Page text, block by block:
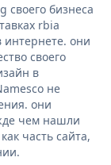
своего бизнеса
rbia
интернете. они
своего
в
не
они
чем нашли
часть сайта,